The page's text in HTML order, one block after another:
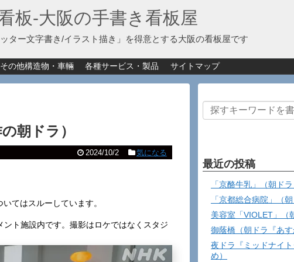
板‐大阪の手書き看板屋
ター文字書き/イラスト描き」を得意とする大阪の看板屋です
その他構造物・車輛 各種サービス・製品 サイトマップ
朝ドラ）
2024/10/2 気になる
てはスルーしています。
ト施設内です。撮影はロケではなくスタジ
最近の投稿
「京酪牛乳」（朝ド
「京都総合病院」（
美容室「VIOLET」（
御蔭橋（朝ドラ『あす
夜ドラ『ミッドナイ
め）